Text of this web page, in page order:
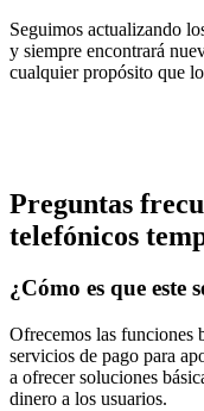
Seguimos actualizando
y siempre encontrará
cualquier propósito que
Preguntas
telefónicos
¿Cómo es que este
Ofrecemos las funciones
servicios de pago para
a ofrecer soluciones
dinero a los usuarios.